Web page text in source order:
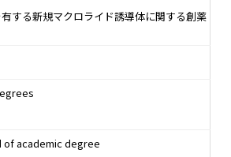
する新規マクロライド誘導体に関する創薬
of academic degree